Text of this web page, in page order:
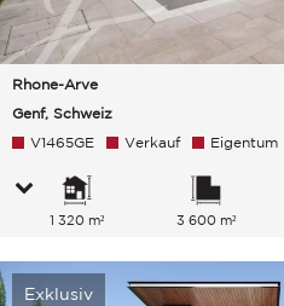
Rhone-Arve
Genf, Schweiz
V1465GE Verkauf Eigentum
1 320 m² 3 600 m²
Exklusiv